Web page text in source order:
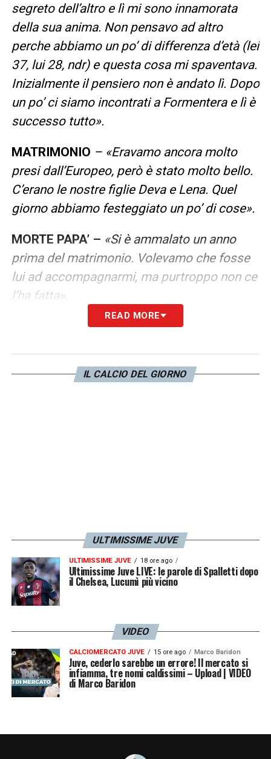
segreto dell’altro e lì mi sono innamorata
della sua anima. Non pensavo ad altro
perche abbiamo un po’ di differenza d’età (lei
37, lui 28, ndr) e questa cosa mi spaventava.
Inizialmente il pensiero non è andato lì. Dopo
un po’ ci siamo incontrati a Formentera e lì è
successo tutto».
MATRIMONIO – «Eravamo ancora molto
presi dall’Europeo, però è stato molto bello.
C’erano le nostre figlie Deva e Lena. Quel
giorno abbiamo festeggiato un po’ di cose».
MORTE PAPA’ – «Si è ammalato un anno
prima del matrimonio. Volevamo che fosse
lui ad accompagnarmi, ma purtroppo non ce
l’ha fatta».
READ MORE
IL CALCIO DEL GIORNO
ULTIMISSIME JUVE
ULTIMISSIME JUVE 18 ore ago
Ultimissime Juve LIVE: le parole di Spalletti dopo
il Chelsea, Lucumì più vicino
VIDEO
CALCIOMERCATO JUVE 15 ore ago Marco Baridon
Juve, cederlo sarebbe un errore! Il mercato si
infiamma, tre nomi caldissimi – Upload | VIDEO
di Marco Baridon